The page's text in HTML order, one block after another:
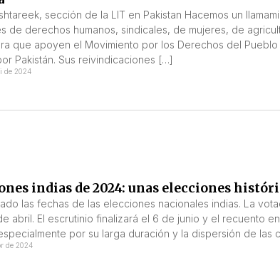
sección de la LIT en Pakistan Hacemos un
de derechos humanos, sindicales, de mujeres, de
que apoyen el Movimiento por los Derechos del Pueblo
Pakistán. Sus reivindicaciones […]
de 2024
indias de 2024: unas elecciones
las fechas de las elecciones nacionales indias. La
abril. El escrutinio finalizará el 6 de junio y el recuento
por su larga duración y la dispersión de las
de 2024